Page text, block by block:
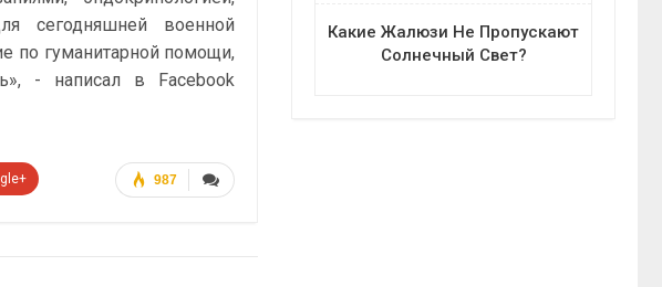
сегодняшней военной
по гуманитарной помощи,
- написал в Facebook
987
Какие Жалюзи Не Пропускают
Солнечный Свет?